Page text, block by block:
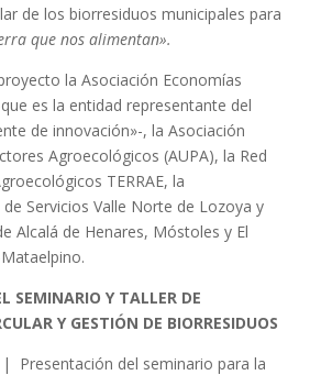
de los biorresiduos municipales para
que nos alimentan».
la Asociación Economías
es la entidad representante del
de innovación»-, la Asociación
Agroecológicos (AUPA), la Red
TERRAE, la
Servicios Valle Norte de Lozoya y
Alcalá de Henares, Móstoles y El
SEMINARIO Y TALLER DE
Y GESTIÓN DE BIORRESIDUOS
Presentación del seminario para la